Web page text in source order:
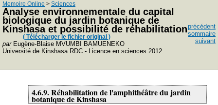
Memoire Online > Sciences
Analyse environnementale du capital
biologique du jardin botanique de
Kinshasa et possibilité de réhabilitation
( Télécharger le fichier original )
parEugène-Blaise MVUMBI BAMUENEKO
Université de Kinshasa RDC - Licence en sciences 2012
précédent
sommaire
suivant
4.6.9. Réhabilitation de l'amphithéâtre du jardin
botanique de Kinshasa